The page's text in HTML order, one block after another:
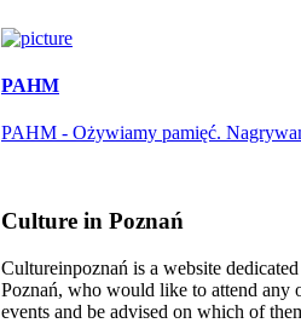
PAHM
PAHM - Ożywiamy pamięć.
Culture in Poznań
Cultureinpoznań is a website
Poznań, who would like to attend any
events and be advised on which of